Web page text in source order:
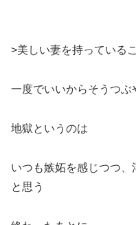
>美しい妻を持っている
一度でいいからそうつぶ
地獄というのは
いつも嫉妬を感じつつ
と思う